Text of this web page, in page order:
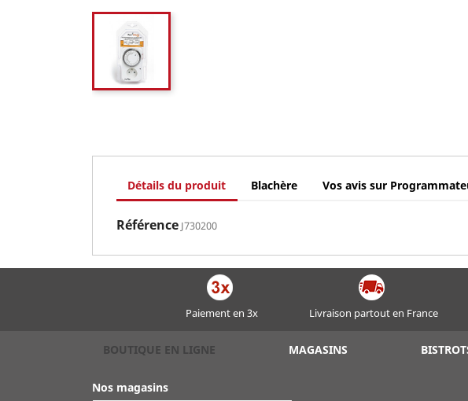
Détails du produit Blachère Vos avis sur
Référence J730200
Paiement en 3x Livraison partout en France
BOUTIQUE EN LIGNE MAGASINS
Nos magasins